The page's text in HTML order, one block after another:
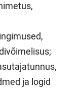
ja logid